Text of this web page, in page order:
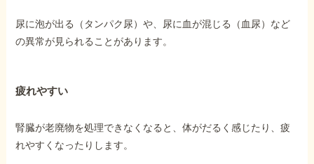
尿に泡が出る（タンパク尿）や、尿に血が混じる（血尿）など
の異常が見られることがあります。
疲れやすい
腎臓が老廃物を処理できなくなると、体がだるく感じたり、疲
れやすくなったりします。